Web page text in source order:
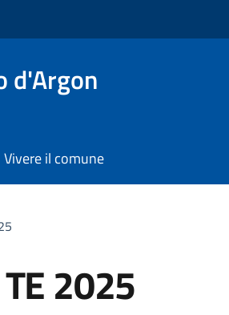
d'Argon
Vivere il comune
TE 2025